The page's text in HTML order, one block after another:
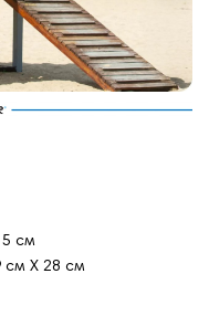
см
см X 28 см